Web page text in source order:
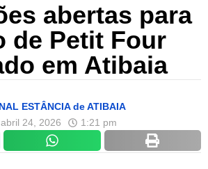
abertas para
de Petit Four
em Atibaia
ESTÂNCIA de ATIBAIA
abril 24, 2026
1:21 pm